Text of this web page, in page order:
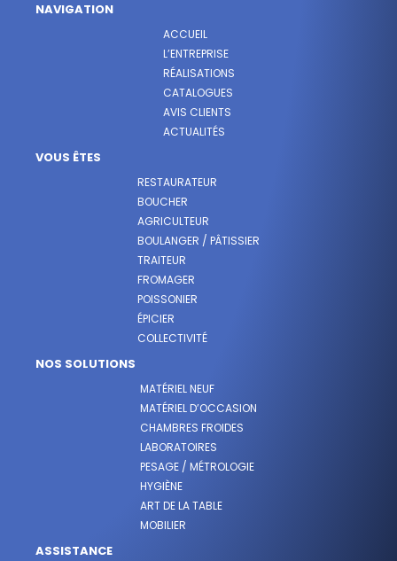
NAVIGATION
ACCUEIL
L’ENTREPRISE
RÉALISATIONS
CATALOGUES
AVIS CLIENTS
ACTUALITÉS
VOUS ÊTES
RESTAURATEUR
BOUCHER
AGRICULTEUR
BOULANGER / PÂTISSIER
TRAITEUR
FROMAGER
POISSONIER
ÉPICIER
COLLECTIVITÉ
NOS SOLUTIONS
MATÉRIEL NEUF
MATÉRIEL D’OCCASION
CHAMBRES FROIDES
LABORATOIRES
PESAGE / MÉTROLOGIE
HYGIÈNE
ART DE LA TABLE
MOBILIER
ASSISTANCE